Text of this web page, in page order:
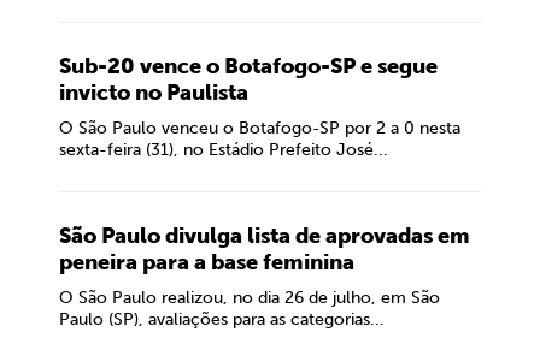
Sub-20 vence o Botafogo-SP e segue
invicto no Paulista
O São Paulo venceu o Botafogo-SP por 2 a 0 nesta
sexta-feira (31), no Estádio Prefeito José...
São Paulo divulga lista de aprovadas em
peneira para a base feminina
O São Paulo realizou, no dia 26 de julho, em São
Paulo (SP), avaliações para as categorias...